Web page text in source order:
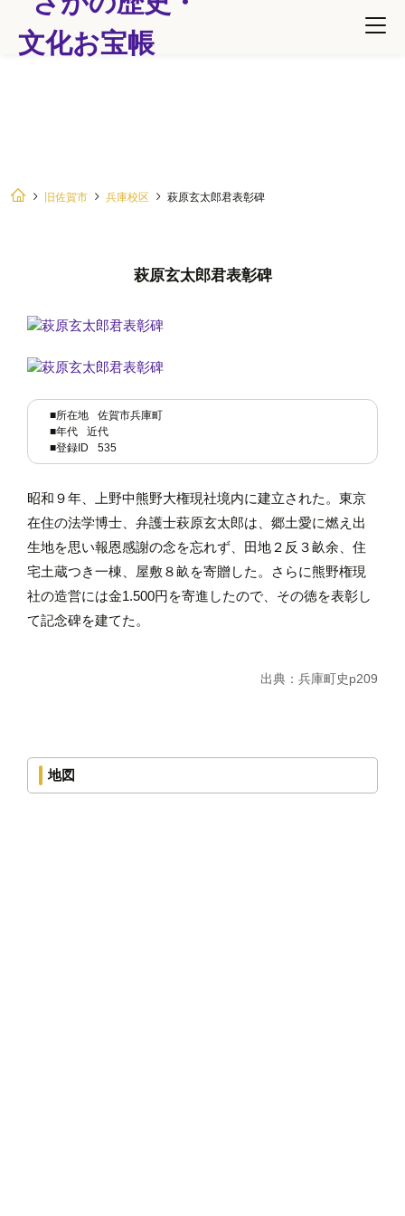
旧佐賀市 兵庫校区 萩原玄太郎君表彰碑
萩原玄太郎君表彰碑
■所在地
佐賀市兵庫町
■年代
近代
■登録ID
535
昭和９年、上野中熊野大権現社境内に建立された。東京
在住の法学博士、弁護士萩原玄太郎は、郷土愛に燃え出
生地を思い報恩感謝の念を忘れず、田地２反３畝余、住
宅土蔵つき一棟、屋敷８畝を寄贈した。さらに熊野権現
社の造営には金1.500円を寄進したので、その徳を表彰し
て記念碑を建てた。
出典：兵庫町史p209
地図